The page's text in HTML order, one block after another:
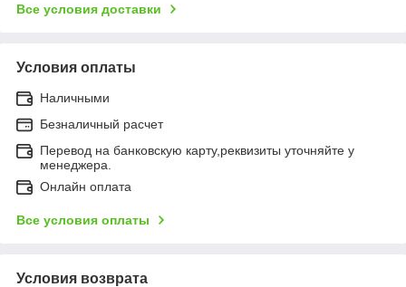
Все условия доставки
Условия оплаты
Наличными
Безналичный расчет
Перевод на банковскую карту,реквизиты уточняйте у
менеджера.
Онлайн оплата
Все условия оплаты
Условия возврата